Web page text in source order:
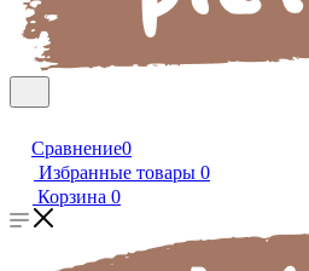
Сравнение0
Избранные товары 0
Корзина 0